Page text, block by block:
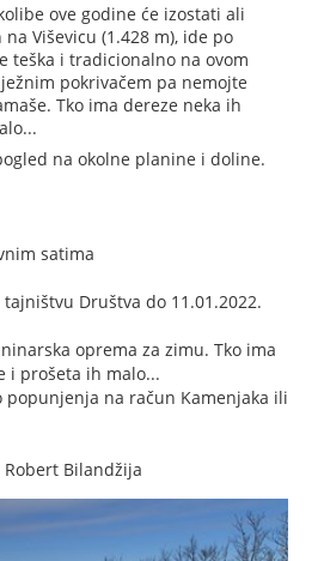
ove godine će izostati ali
Viševicu (1.428 m), ide po
teška i tradicionalno na ovom
pokrivačem pa nemojte
Tko ima dereze neka ih
na okolne planine i doline.
satima
Društva do 11.01.2022.
oprema za zimu. Tko ima
i prošeta ih malo...
popunjenja na račun Kamenjaka ili
Bilandžija